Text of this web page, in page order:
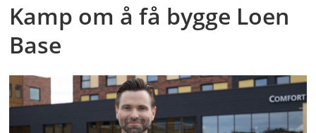
Kamp om å få bygge Loen
Base